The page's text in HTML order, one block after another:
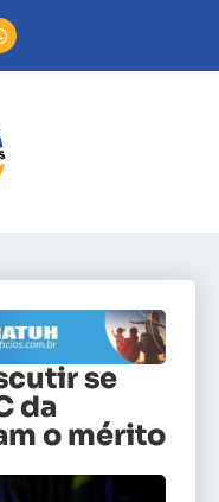
se
da
o mérito